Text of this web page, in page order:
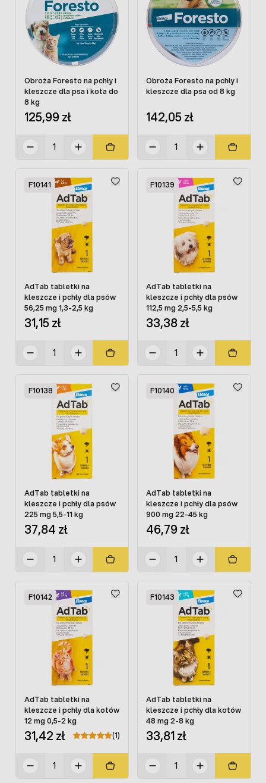
Obroża Foresto na pchły i
kleszcze dla psa i kota do
8 kg
125,99 zł
Obroża Foresto na pchły i
kleszcze dla psa od 8 kg
142,05 zł
F10141
AdTab tabletki na
kleszcze i pchły dla psów
56,25 mg 1,3-2,5 kg
31,15 zł
F10139
AdTab tabletki na
kleszcze i pchły dla psów
112,5 mg 2,5-5,5 kg
33,38 zł
F10138
AdTab tabletki na
kleszcze i pchły dla psów
225 mg 5,5-11 kg
37,84 zł
F10140
AdTab tabletki na
kleszcze i pchły dla psów
900 mg 22-45 kg
46,79 zł
F10142
AdTab tabletki na
kleszcze i pchły dla kotów
12 mg 0,5-2 kg
31,42 zł (1)
F10143
AdTab tabletki na
kleszcze i pchły dla kotów
48 mg 2-8 kg
33,81 zł